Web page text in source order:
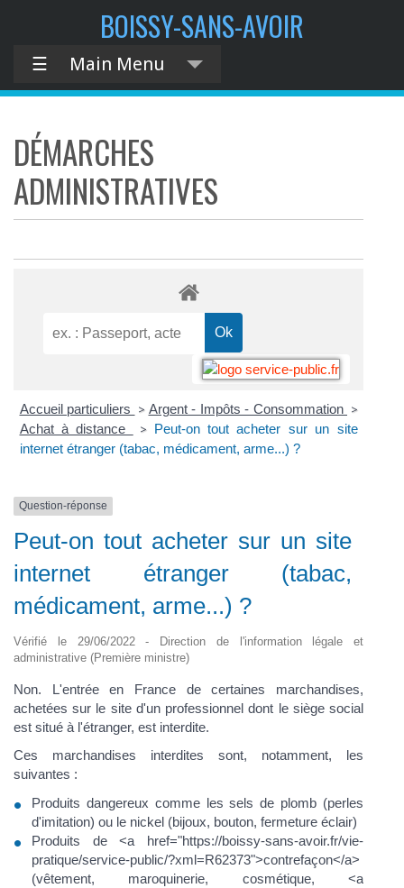
BOISSY-SANS-AVOIR
☰ Main Menu
DÉMARCHES
ADMINISTRATIVES
Accueil particuliers > Argent - Impôts - Consommation >
Achat à distance > Peut-on tout acheter sur un site
internet étranger (tabac, médicament, arme...) ?
Question-réponse
Peut-on tout acheter sur un site
internet étranger (tabac,
médicament, arme...) ?
Vérifié le 29/06/2022 - Direction de l'information légale et
administrative (Première ministre)
Non. L'entrée en France de certaines marchandises,
achetées sur le site d'un professionnel dont le siège social
est situé à l'étranger, est interdite.
Ces marchandises interdites sont, notamment, les
suivantes :
Produits dangereux comme les sels de plomb (perles
d'imitation) ou le nickel (bijoux, bouton, fermeture éclair)
Produits de <a href="https://boissy-sans-avoir.fr/vie-
pratique/service-public/?xml=R62373">contrefaçon</a>
(vêtement, maroquinerie, cosmétique, <a